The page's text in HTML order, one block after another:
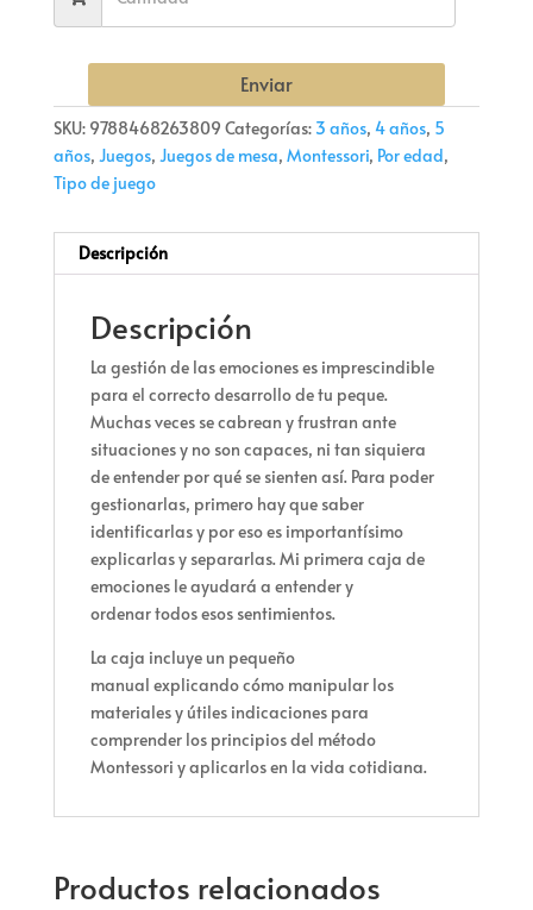
Enviar
SKU: 9788468263809 Categorías: 3 años, 4 años, 5
años, Juegos, Juegos de mesa, Montessori, Por edad,
Tipo de juego
Descripción
Descripción
La gestión de las emociones es imprescindible
para el correcto desarrollo de tu peque.
Muchas veces se cabrean y frustran ante
situaciones y no son capaces, ni tan siquiera
de entender por qué se sienten así. Para poder
gestionarlas, primero hay que saber
identificarlas y por eso es importantísimo
explicarlas y separarlas. Mi primera caja de
emociones le ayudará a entender y
ordenar todos esos sentimientos.
La caja incluye un pequeño
manual explicando cómo manipular los
materiales y útiles indicaciones para
comprender los principios del método
Montessori y aplicarlos en la vida cotidiana.
Productos relacionados